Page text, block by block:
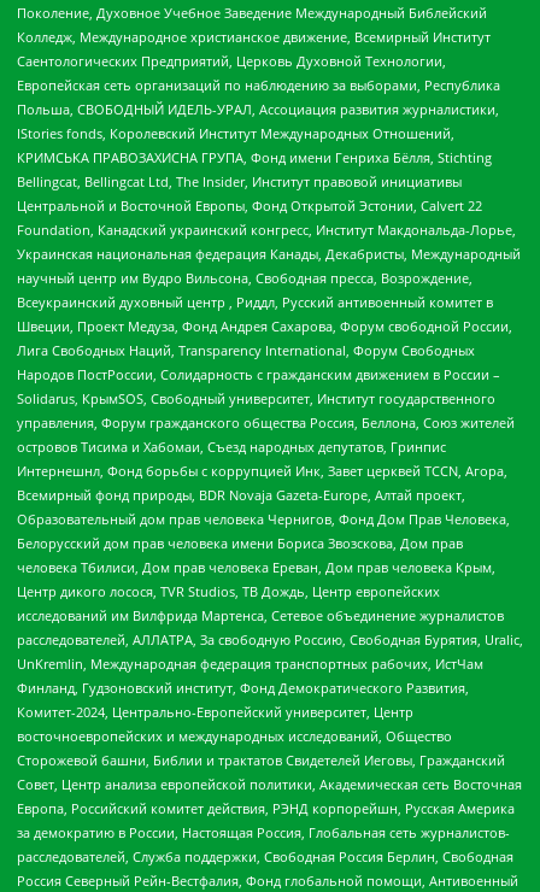
Поколение, Духовное Учебное Заведение Международный Библейский
Колледж, Международное христианское движение, Всемирный Институт
Саентологических Предприятий, Церковь Духовной Технологии,
Европейская сеть организаций по наблюдению за выборами, Республика
Польша, СВОБОДНЫЙ ИДЕЛЬ-УРАЛ, Ассоциация развития журналистики,
IStories fonds, Королевский Институт Международных Отношений,
КРИМСЬКА ПРАВОЗАХИСНА ГРУПА, Фонд имени Генриха Бёлля, Stichting
Bellingcat, Bellingcat Ltd, The Insider, Институт правовой инициативы
Центральной и Восточной Европы, Фонд Открытой Эстонии, Calvert 22
Foundation, Канадский украинский конгресс, Институт Макдональда-Лорье,
Украинская национальная федерация Канады, Декабристы, Международный
научный центр им Вудро Вильсона, Свободная пресса, Возрождение,
Всеукраинский духовный центр , Риддл, Русский антивоенный комитет в
Швеции, Проект Медуза, Фонд Андрея Сахарова, Форум свободной России,
Лига Свободных Наций, Transparеncy International, Форум Свободных
Народов ПостРоссии, Солидарность с гражданским движением в России –
Solidarus, КрымSOS, Свободный университет, Институт государственного
управления, Форум гражданского общества Россия, Беллона, Союз жителей
островов Тисима и Хабомаи, Съезд народных депутатов, Гринпис
Интернешнл, Фонд борьбы с коррупцией Инк, Завет церквей TCCN, Агора,
Всемирный фонд природы, BDR Novaja Gazeta-Europe, Алтай проект,
Образовательный дом прав человека Чернигов, Фонд Дом Прав Человека,
Белорусский дом прав человека имени Бориса Звозскова, Дом прав
человека Тбилиси, Дом прав человека Ереван, Дом прав человека Крым,
Центр дикого лосося, TVR Studios, ТВ Дождь, Центр европейских
исследований им Вилфрида Мартенса, Сетевое объединение журналистов
расследователей, АЛЛАТРА, За свободную Россию, Свободная Бурятия, Uralic,
UnKremlin, Международная федерация транспортных рабочих, ИстЧам
Финланд, Гудзоновский институт, Фонд Демократического Развития,
Комитет-2024, Центрально-Европейский университет, Центр
восточноевропейских и международных исследований, Общество
Сторожевой башни, Библии и трактатов Свидетелей Иеговы, Гражданский
Совет, Центр анализа европейской политики, Академическая сеть Восточная
Европа, Российский комитет действия, РЭНД корпорейшн, Русская Америка
за демократию в России, Настоящая Россия, Глобальная сеть журналистов-
расследователей, Служба поддержки, Свободная Россия Берлин, Свободная
Россия Северный Рейн-Вестфалия, Фонд глобальной помощи, Антивоенный